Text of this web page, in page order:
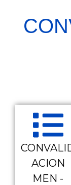
ACION
MEN -